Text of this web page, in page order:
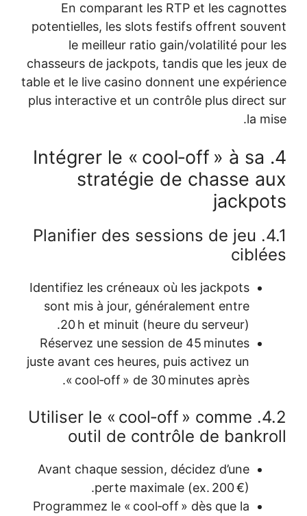
En
potentielles,
le
chasseurs de
table et le live
plus
4.
4.1.
Identifiez les
sont mis à
Réservez
juste avant
4.2. Utiliser
outil
Avant
Programmez